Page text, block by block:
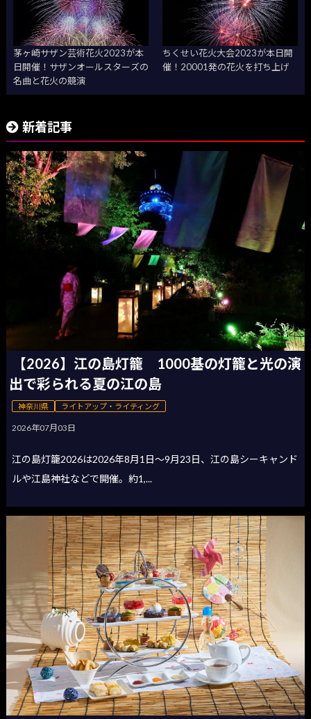
茅ヶ崎サザン芸術花火2023が本
日開催！サザンオールスターズの
名曲と花火の競演
ちくせい花火大会2023が本日開
催！20001発の花火を打ち上げ
新着記事
【2026】江の島灯籠 1000基の灯籠と光の演
出で彩られる夏の江の島
神奈川県 ライトアップ・ライティング
2026年07月03日
江の島灯籠2026は2026年8月1日〜9月23日、江の島シーキャンド
ルや江島神社などで開催。約1,...